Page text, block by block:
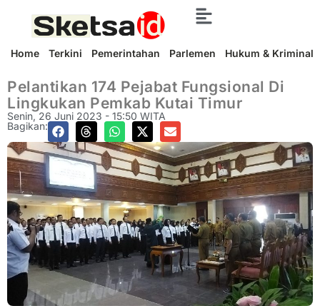
Home Terkini Pemerintahan Parlemen Hukum & Kriminal
Pelantikan 174 Pejabat Fungsional Di
Lingkukan Pemkab Kutai Timur
Senin, 26 Juni 2023 - 15:50 WITA
Bagikan: